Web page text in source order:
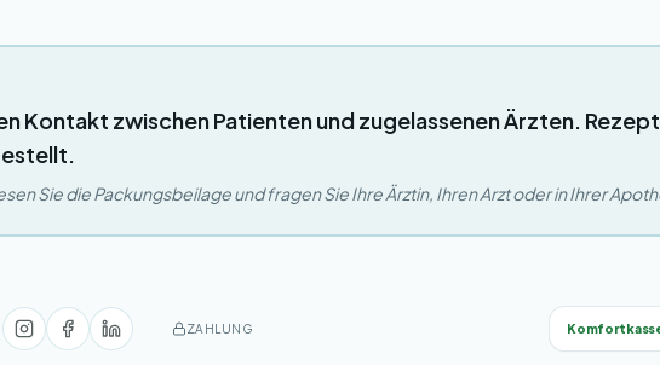
Kontakt zwischen Patienten und zugelassenen Ärzten.
Sie die Packungsbeilage und fragen Sie Ihre Ärztin, Ihren Arzt oder in Ihrer
ZAHLUNG